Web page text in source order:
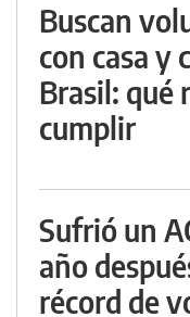
Buscan
con casa y
Brasil: qué
cumplir
Sufrió un
año
récord de